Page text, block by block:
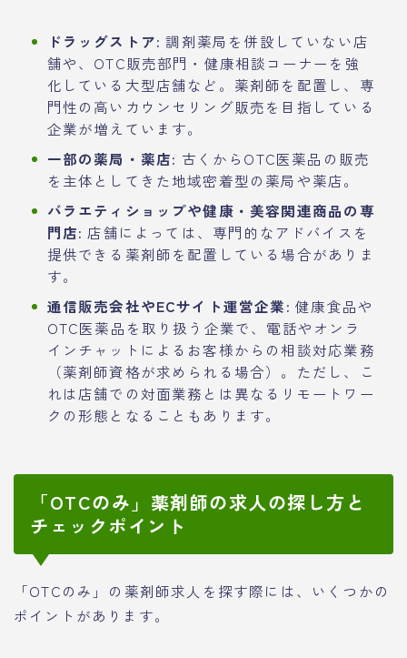
ドラッグストア: 調剤薬局を併設していない店
舗や、OTC販売部門・健康相談コーナーを強
化している大型店舗など。薬剤師を配置し、専
門性の高いカウンセリング販売を目指している
企業が増えています。
一部の薬局・薬店: 古くからOTC医薬品の販売
を主体としてきた地域密着型の薬局や薬店。
バラエティショップや健康・美容関連商品の専
門店: 店舗によっては、専門的なアドバイスを
提供できる薬剤師を配置している場合がありま
す。
通信販売会社やECサイト運営企業: 健康食品や
OTC医薬品を取り扱う企業で、電話やオンラ
インチャットによるお客様からの相談対応業務
（薬剤師資格が求められる場合）。ただし、こ
れは店舗での対面業務とは異なるリモートワー
クの形態となることもあります。
「OTCのみ」薬剤師の求人の探し方と
チェックポイント
「OTCのみ」の薬剤師求人を探す際には、いくつかの
ポイントがあります。